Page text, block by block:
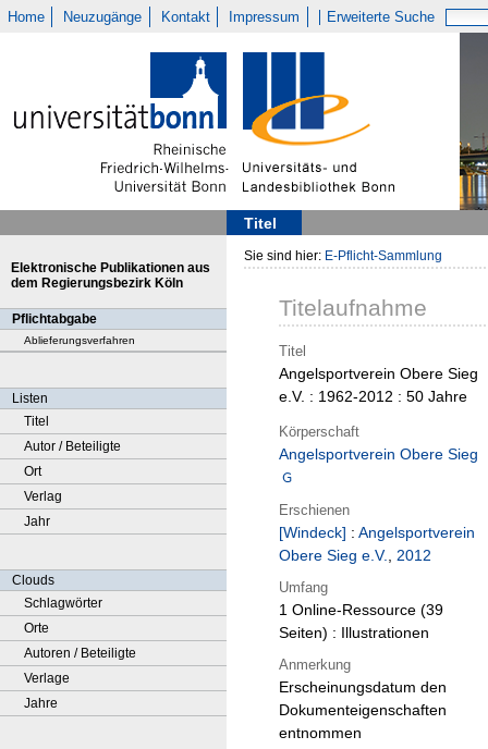
Home Neuzugänge Kontakt Impressum Erweiterte Suche
Titel
Elektronische Publikationen aus
dem Regierungsbezirk Köln
Pflichtabgabe
Ablieferungsverfahren
Listen
Titel
Autor / Beteiligte
Ort
Verlag
Jahr
Clouds
Schlagwörter
Orte
Autoren / Beteiligte
Verlage
Jahre
Sie sind hier: E-Pflicht-Sammlung
Titelaufnahme
Titel
Angelsportverein Obere Sieg
e.V. : 1962-2012 : 50 Jahre
Körperschaft
Angelsportverein Obere Sieg
Erschienen
[Windeck] : Angelsportverein
Obere Sieg e.V., 2012
Umfang
1 Online-Ressource (39
Seiten) : Illustrationen
Anmerkung
Erscheinungsdatum den
Dokumenteigenschaften
entnommen